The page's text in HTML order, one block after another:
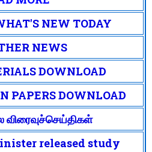
NEW TODAY
NEWS
DOWNLOAD
PAPERS DOWNLOAD
released study